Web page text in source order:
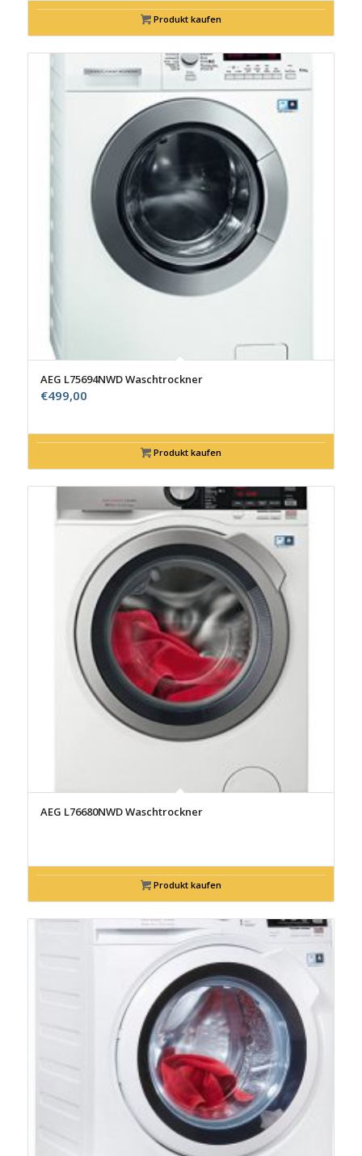
Produkt kaufen
AEG L75694NWD Waschtrockner
€499,00
Produkt kaufen
AEG L76680NWD Waschtrockner
Produkt kaufen